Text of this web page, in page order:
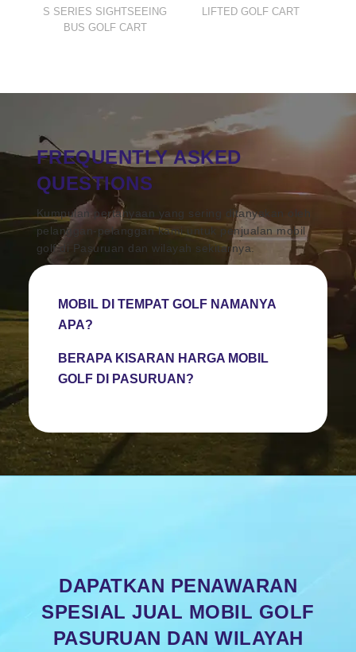
S SERIES SIGHTSEEING
BUS GOLF CART
LIFTED GOLF CART
FREQUENTLY ASKED
QUESTIONS
Kumpulan pertanyaan yang sering ditanyakan oleh
pelanggan-pelanggan kami untuk penjualan mobil
golf di Pasuruan dan wilayah sekitarnya.
MOBIL DI TEMPAT GOLF NAMANYA
APA?
BERAPA KISARAN HARGA MOBIL
GOLF DI PASURUAN?
DAPATKAN PENAWARAN
SPESIAL JUAL MOBIL GOLF
PASURUAN DAN WILAYAH